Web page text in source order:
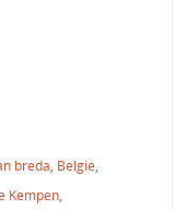
breda, Belgie,
Kempen,